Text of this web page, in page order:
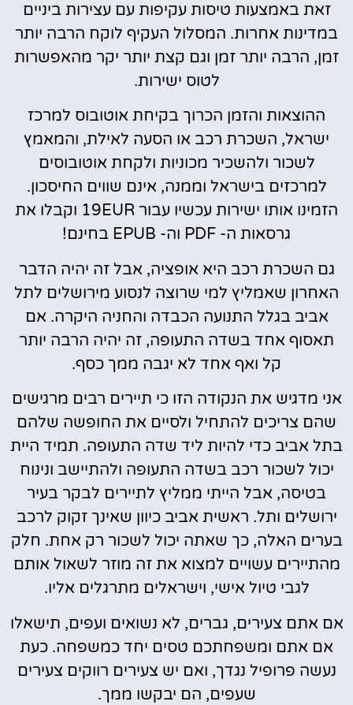
זאת באמצעות טיסות עקיפות עם עצירות ביניים
במדינות אחרות. המסלול העקיף לוקח הרבה יותר
זמן, הרבה יותר זמן וגם קצת יותר יקר מהאפשרות
לטוס ישירות.
ההוצאות והזמן הכרוך בקיחת אוטובוס למרכז
ישראל, השכרת רכב או הסעה לאילת, והמאמץ
לשכור ולהשכיר מכוניות ולקחת אוטובוסים
למרכזים בישראל וממנה, אינם שווים החיסכון.
הזמינו אותו ישירות עכשיו עבור 19EUR וקבלו את
גרסאות ה- PDF וה- EPUB בחינם!
גם השכרת רכב היא אופציה, אבל זה יהיה הדבר
האחרון שאמליץ למי שרוצה לנסוע מירושלים לתל
אביב בגלל התנועה הכבדה והחניה היקרה. אם
תאסוף אחד בשדה התעופה, זה יהיה הרבה יותר
קל ואף אחד לא יגבה ממך כסף.
אני מדגיש את הנקודה הזו כי תיירים רבים מרגישים
שהם צריכים להתחיל ולסיים את החופשה שלהם
בתל אביב כדי להיות ליד שדה התעופה. תמיד היית
יכול לשכור רכב בשדה התעופה ולהתיישב ונינוח
בטיסה, אבל הייתי ממליץ לתיירים לבקר בעיר
ירושלים ותל. ראשית אביב כיוון שאינך זקוק לרכב
בערים האלה, כך שאתה יכול לשכור רק אחת. חלק
מהתיירים עשויים למצוא את זה מוזר לשאול אותם
לגבי טיול אישי, וישראלים מתרגלים אליו.
אם אתם צעירים, גברים, לא נשואים ועפים, תישאלו
אם אתם ומשפחתכם טסים יחד כמשפחה. כעת
נעשה פרופיל נגדך, ואם יש צעירים רווקים צעירים
שעפים, הם יבקשו ממך.